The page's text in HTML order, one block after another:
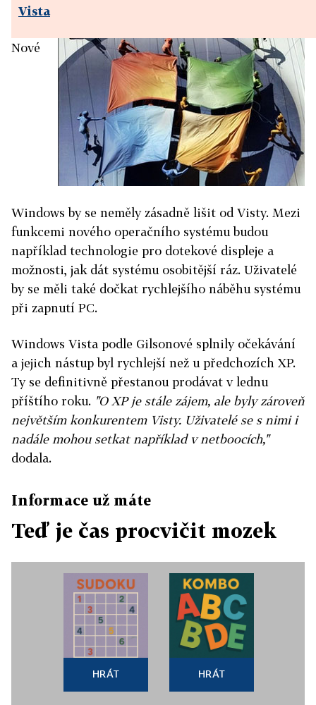
Vista
Nové
Windows by se neměly zásadně lišit od Visty. Mezi
funkcemi nového operačního systému budou
například technologie pro dotekové displeje a
možnosti, jak dát systému osobitější ráz. Uživatelé
by se měli také dočkat rychlejšího náběhu systému
při zapnutí PC.
Windows Vista podle Gilsonové splnily očekávání
a jejich nástup byl rychlejší než u předchozích XP.
Ty se definitivně přestanou prodávat v lednu
příštího roku. "O XP je stále zájem, ale byly zároveň
největším konkurentem Visty. Uživatelé se s nimi i
nadále mohou setkat například v netboocích,"
dodala.
Informace už máte
Teď je čas procvičit mozek
HRÁT HRÁT